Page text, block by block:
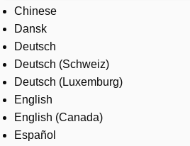
Industries
Services
About us
Where to buy
Contact us
Careers
Chinese
Dansk
Deutsch
Deutsch (Schweiz)
Deutsch (Luxemburg)
English
English (Canada)
Español